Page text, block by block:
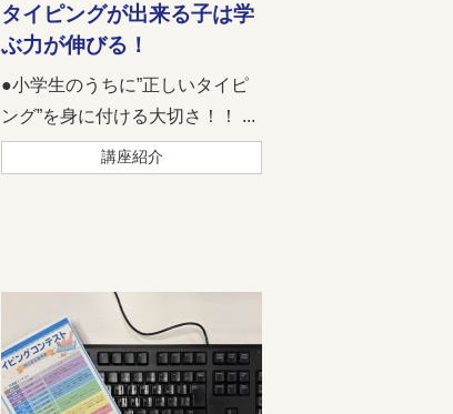
タイピングが出来る子は学
ぶ力が伸びる！
●小学生のうちに”正しいタイピ
ング”を身に付ける大切さ！！ ...
講座紹介